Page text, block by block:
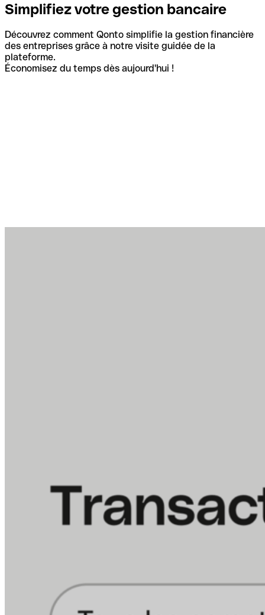
Simplifiez votre gestion bancaire
Découvrez comment Qonto simplifie la gestion financière
des entreprises grâce à notre visite guidée de la
plateforme.
Économisez du temps dès aujourd'hui !